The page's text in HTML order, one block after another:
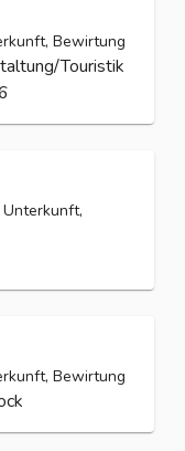
Bewirtung
Touristik
Bewirtung